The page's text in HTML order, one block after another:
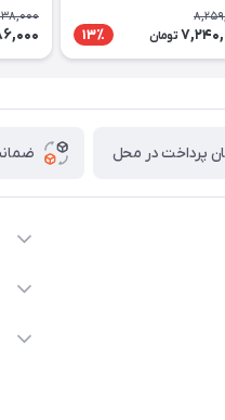
تومان 13٪
پرداخت در محل
"تحویل حضوری فقط با